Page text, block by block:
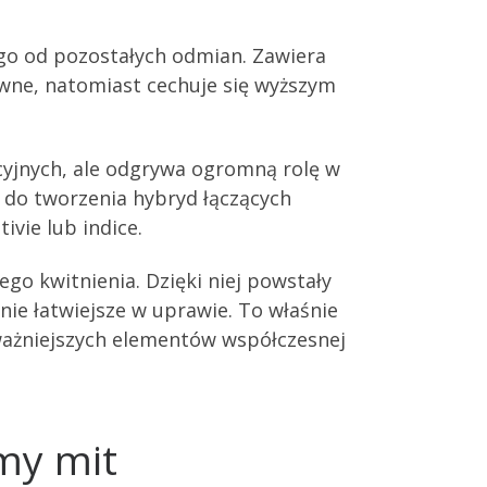
od pozostałych odmian. Zawiera
natomiast cechuje się wyższym
ale odgrywa ogromną rolę w
tworzenia hybryd łączących
lub indice.
kwitnienia. Dzięki niej powstały
łatwiejsze w uprawie. To właśnie
elementów współczesnej
mit